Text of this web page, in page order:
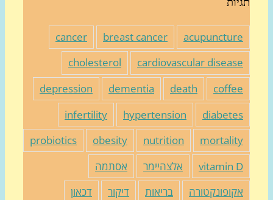
breast cancer
cancer
cardiovascular
cholesterol
death
dementia
depression
hypertension
infertility
nutrition
obesity
probiotics
vitamin
אלצהיימר
אסתמה
בריאות דיקור
דכאון